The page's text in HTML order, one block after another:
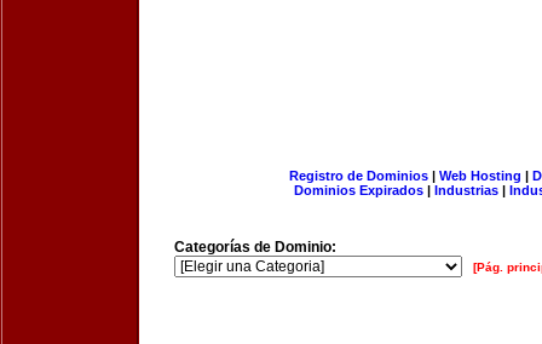
Registro de Dominios| Web Hosting |
Dominios Expirados | Industrias |
Categorías de Dominio:
[Pág.